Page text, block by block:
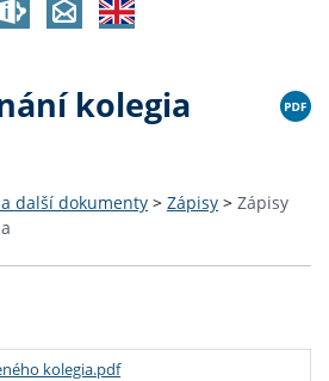
kolegia
další dokumenty > Zápisy > Zápisy
kolegia.pdf